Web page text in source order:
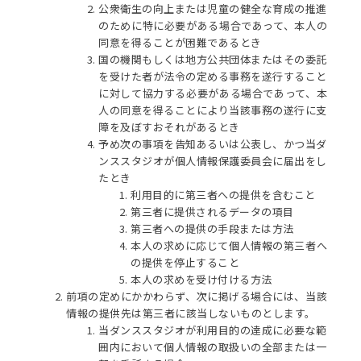
公衆衛生の向上または児童の健全な育成の推進
のために特に必要がある場合であって、本人の
同意を得ることが困難であるとき
国の機関もしくは地方公共団体またはその委託
を受けた者が法令の定める事務を遂行すること
に対して協力する必要がある場合であって、本
人の同意を得ることにより当該事務の遂行に支
障を及ぼすおそれがあるとき
予め次の事項を告知あるいは公表し、かつ当ダ
ンススタジオが個人情報保護委員会に届出をし
たとき
利用目的に第三者への提供を含むこと
第三者に提供されるデータの項目
第三者への提供の手段または方法
本人の求めに応じて個人情報の第三者へ
の提供を停止すること
本人の求めを受け付ける方法
前項の定めにかかわらず、次に掲げる場合には、当該
情報の提供先は第三者に該当しないものとします。
当ダンススタジオが利用目的の達成に必要な範
囲内において個人情報の取扱いの全部または一